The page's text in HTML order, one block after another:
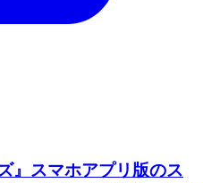
』スマホアプリ版のス